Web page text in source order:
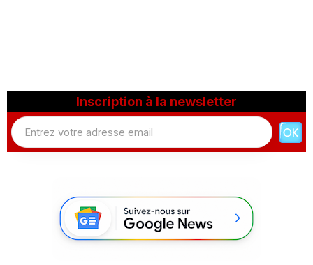
Inscription à la newsletter